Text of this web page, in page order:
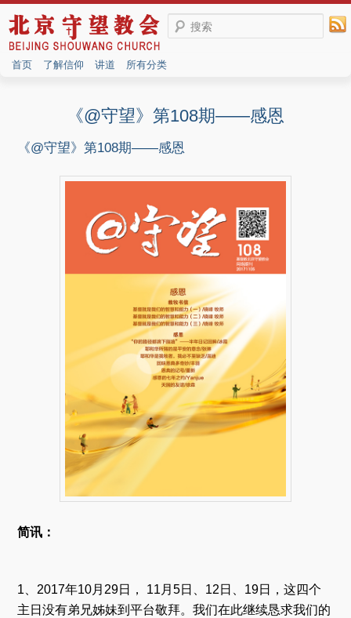
搜索
首页 了解信仰 讲道 所有分类
《@守望》第108期——感恩
《@守望》第108期——感恩
简讯：
1、2017年10月29日， 11月5日、12日、19日，这四个
主日没有弟兄姊妹到平台敬拜。我们在此继续恳求我们的